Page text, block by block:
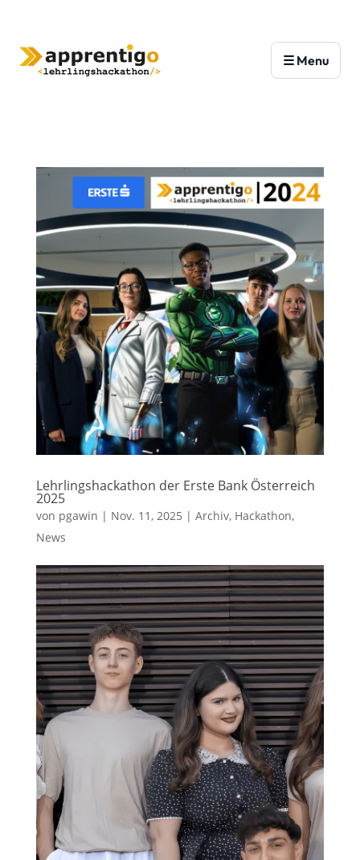
Lehrlingshackathon der Erste Bank Österreich
2025
von pgawin | Nov. 11, 2025 | Archiv, Hackathon,
News